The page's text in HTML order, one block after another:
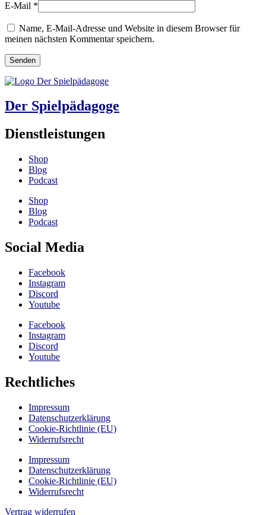
E-Mail *
Name, E-Mail-Adresse und Website in diesem Browser für
meinen nächsten Kommentar speichern.
Der Spielpädagoge
Dienstleistungen
Shop
Blog
Podcast
Shop
Blog
Podcast
Social Media
Facebook
Instagram
Discord
Youtube
Facebook
Instagram
Discord
Youtube
Rechtliches
Impressum
Datenschutzerklärung
Cookie-Richtlinie (EU)
Widerrufsrecht
Impressum
Datenschutzerklärung
Cookie-Richtlinie (EU)
Widerrufsrecht
Vertrag widerrufen